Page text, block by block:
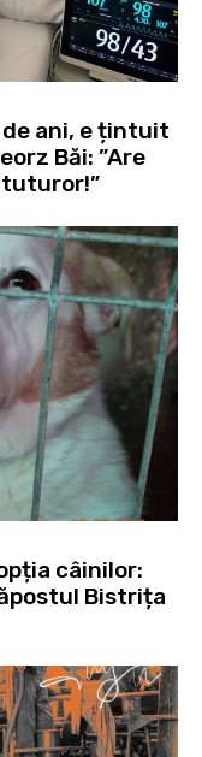
ani, e țintuit
Băi: ”Are
câinilor:
Bistrița